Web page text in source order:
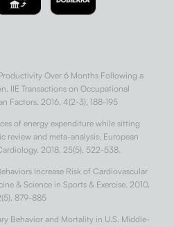
Over 6 Months Following a
IIE Transactions on Occupational
Factors. 2016, 4(2-3), 188-195
of energy expenditure while sitting
review and meta-analysis. European
2018, 25(5), 522-538.
Increase Risk of Cardiovascular
& Science in Sports & Exercise. 2010,
879-885
Behavior and Mortality in U.S. Middle-